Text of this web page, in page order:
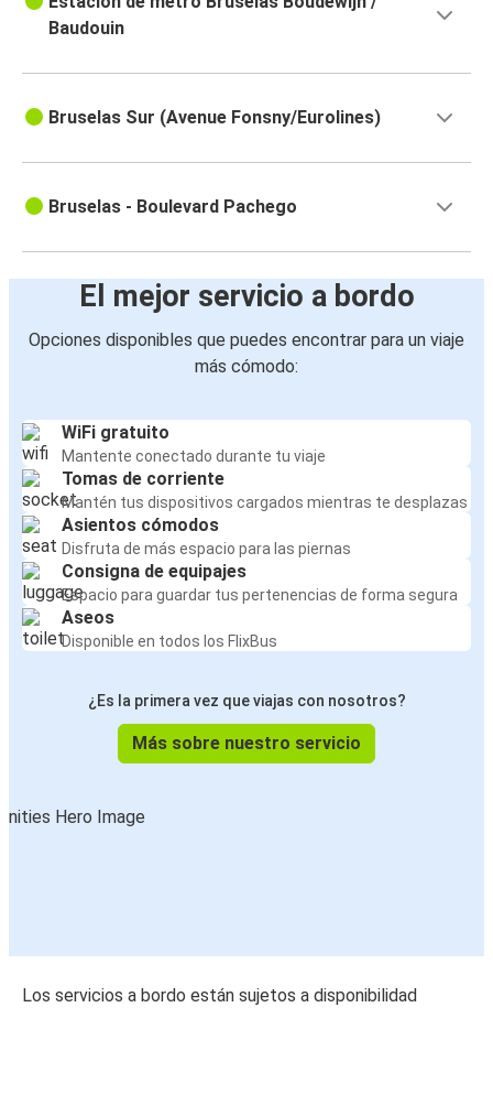
Baudouin
Bruselas Sur (Avenue Fonsny/Eurolines)
Bruselas - Boulevard Pachego
El mejor servicio a bordo
Opciones disponibles que puedes encontrar para un viaje
más cómodo:
WiFi gratuito
Mantente conectado durante tu viaje
Tomas de corriente
Mantén tus dispositivos cargados mientras te desplazas
Asientos cómodos
Disfruta de más espacio para las piernas
Consigna de equipajes
Espacio para guardar tus pertenencias de forma segura
Aseos
Disponible en todos los FlixBus
¿Es la primera vez que viajas con nosotros?
Más sobre nuestro servicio
Los servicios a bordo están sujetos a disponibilidad